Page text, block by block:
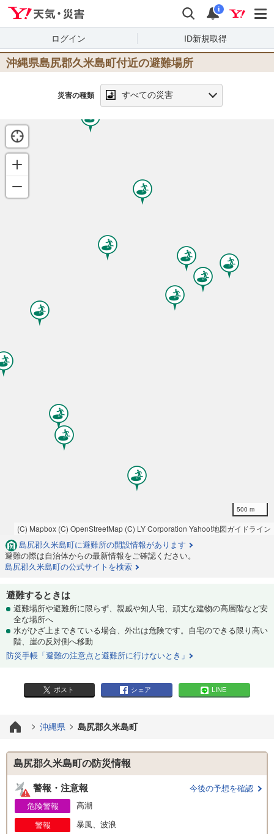
検索 通知
i
ログイン ID新規取得
沖縄県島尻郡久米島町 付近の避難場所
災害の種類 すべての災害
500 m
(C) Mapbox (C) OpenStreetMap (C) LY Corporation Yahoo!地図ガイドライン
島尻郡久米島町に避難所の開設情報があります
避難の際は自治体からの最新情報をご確認ください。
島尻郡久米島町の公式サイトを検索
避難するときは
避難場所や避難所に限らず、親戚や知人宅、頑丈な建物の高層階など安
全な場所へ
水がひざ上まできている場合、外出は危険です。自宅のできる限り高い
階、崖の反対側へ移動
防災手帳「避難の注意点と避難所に行けないとき」
ポスト シェア LINE
沖縄県 島尻郡久米島町
島尻郡久米島町の防災情報
警報・注意報
今後の予想を確認
危険警報
高潮
警報 暴風、波浪